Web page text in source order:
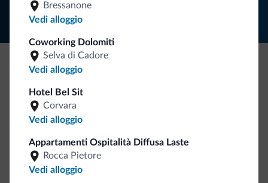
Bressanone
Vedi alloggio
Coworking Dolomiti
Selva di Cadore
Vedi alloggio
Hotel Bel Sit
Corvara
Vedi alloggio
Appartamenti Ospitalità Diffusa Laste
Rocca Pietore
Vedi alloggio
Be Original, scopri la nuova collezione
Ce l'avete chiesto in tanti. Ecco la nuova collezione firmata
Dolomiti.it!